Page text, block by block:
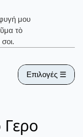
μου
τὸ
Επιλογές ☰